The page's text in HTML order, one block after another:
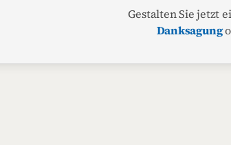
Gestalten Sie jetzt
Danksagung